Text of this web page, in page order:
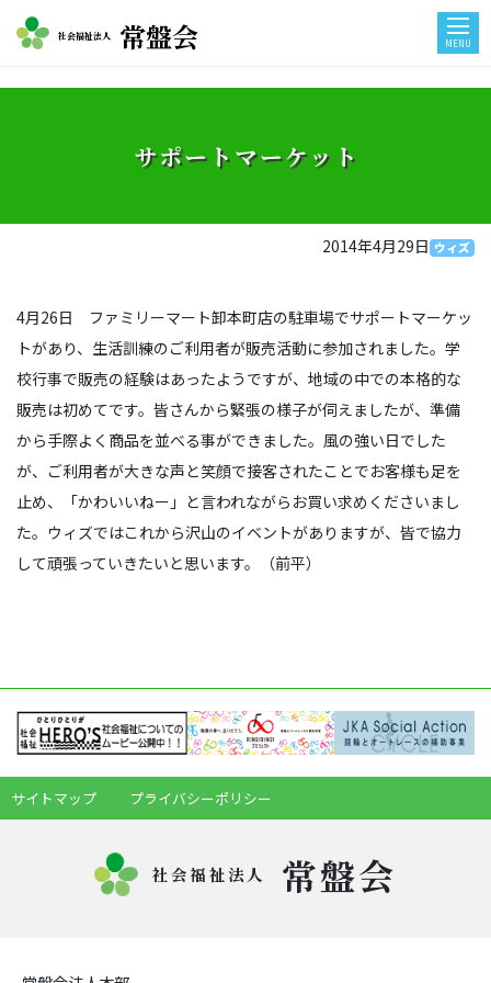
社会福祉法人 常盤会 MENU
サポートマーケット
2014年4月29日 ウィズ
4月26日 ファミリーマート卸本町店の駐車場でサポートマーケッ
トがあり、生活訓練のご利用者が販売活動に参加されました。学
校行事で販売の経験はあったようですが、地域の中での本格的な
販売は初めてです。皆さんから緊張の様子が伺えましたが、準備
から手際よく商品を並べる事ができました。風の強い日でした
が、ご利用者が大きな声と笑顔で接客されたことでお客様も足を
止め、「かわいいねー」と言われながらお買い求めくださいまし
た。ウィズではこれから沢山のイベントがありますが、皆で協力
して頑張っていきたいと思います。（前平）
サイトマップ プライバシーポリシー
社会福祉法人 常盤会